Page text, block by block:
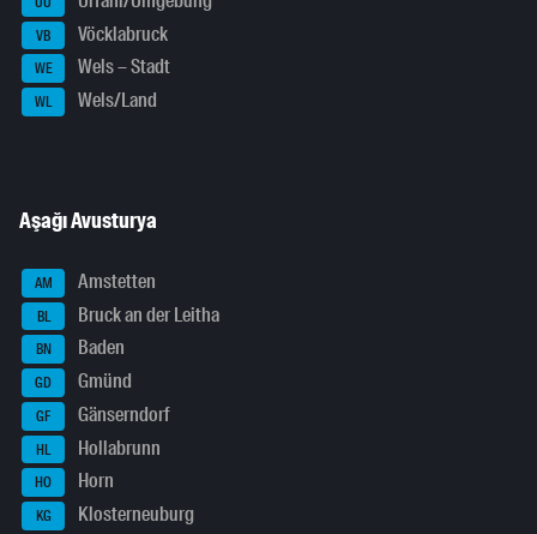
VB Vöcklabruck
WE Wels – Stadt
WL Wels/Land
Aşağı Avusturya
AM Amstetten
BL Bruck an der Leitha
BN Baden
GD Gmünd
GF Gänserndorf
HL Hollabrunn
HO Horn
KG Klosterneuburg